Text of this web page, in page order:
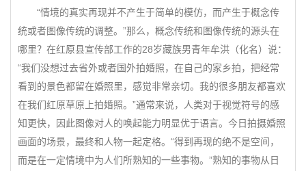
“情境的真实再现并不产生于简单的模仿，而产生于概念传
统或者图像传统的调整。”那么，概念传统和图像传统的源头在
哪里？在红原县宣传部工作的28岁藏族男青年牟洪（化名）说：
“我们没想过去省外或者国外拍婚照，在自己的家乡拍，把经常
看到的景色都留在婚照里，感觉非常亲切。我的很多朋友都喜欢
在我们红原草原上拍婚照。”通常来说，人类对于视觉符号的感
知更快，因此图像对人的唤起能力明显优于语言。今日拍摄婚照
画面的场景，最终和人物一起定格。“得到再现的绝不是空间，
而是在一定情境中为人们所熟知的一些事物。”熟知的事物从日